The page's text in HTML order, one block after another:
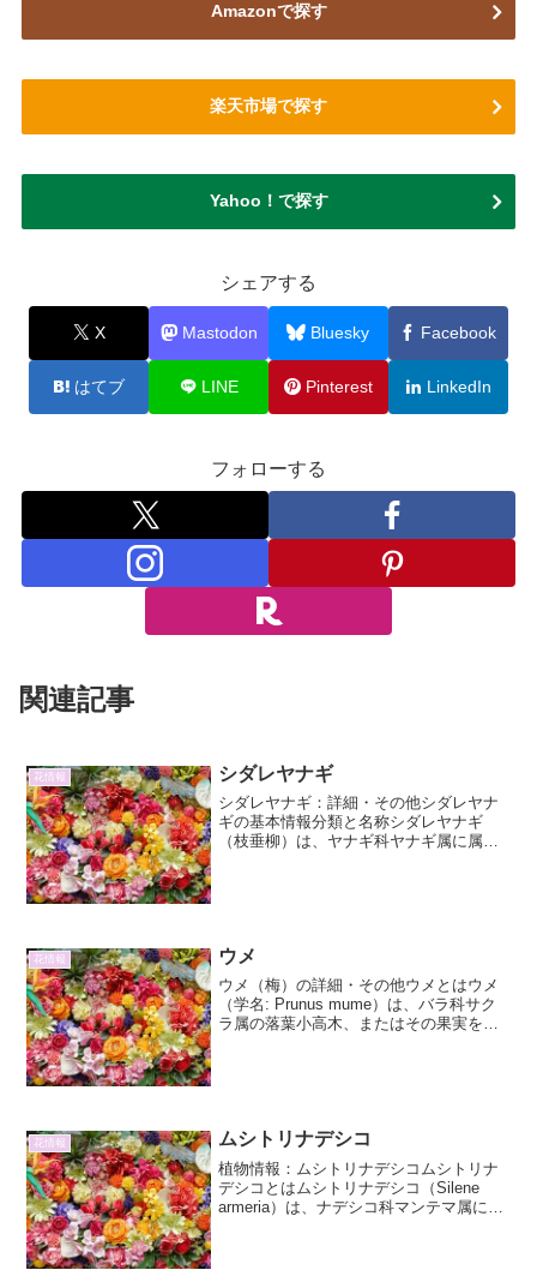
Amazonで探す
楽天市場で探す
Yahoo！で探す
シェアする
X Mastodon Bluesky Facebook
はてブ LINE Pinterest LinkedIn
フォローする
関連記事
花情報 シダレヤナギ
シダレヤナギ：詳細・その他シダレヤナ
ギの基本情報分類と名称シダレヤナギ
（枝垂柳）は、ヤナギ科ヤナギ属に属す
花情報 ウメ
ウメ（梅）の詳細・その他ウメとはウメ
（学名: Prunus mume）は、バラ科サク
ラ属の落葉小高木、またはその果実を指
花情報 ムシトリナデシコ
植物情報：ムシトリナデシコムシトリナ
デシコとはムシトリナデシコ（Silene
armeria）は、ナデシコ科マンテマ属に属